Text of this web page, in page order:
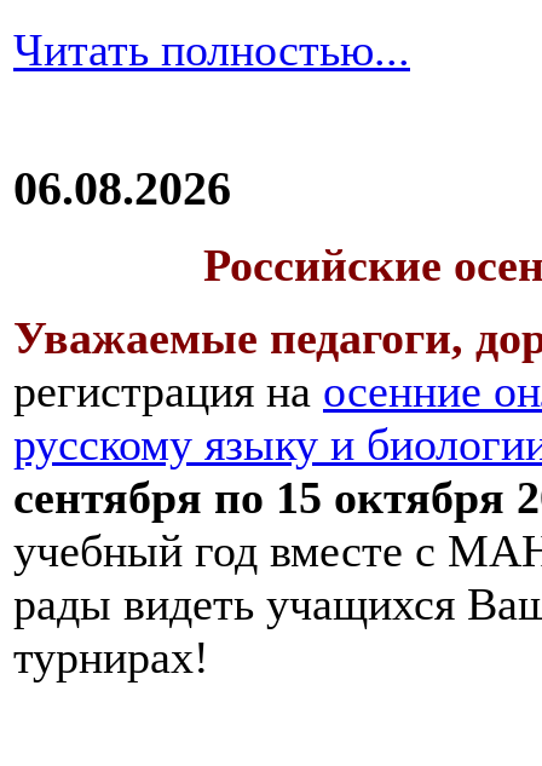
Читать полностью...
06.08.2026
Российские
Уважаемые педагоги,
регистрация на осенние
русскому языку и
сентября по 15 октября
учебный год вместе с
рады видеть учащихся
турнирах!